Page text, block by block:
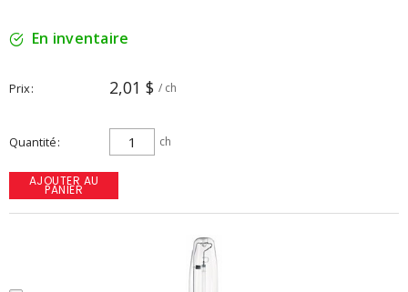
En inventaire
Prix 2,01 $ / ch
Quantité ch
AJOUTER AU
PANIER